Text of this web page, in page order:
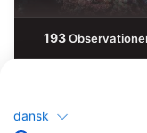
193
J F M A
dansk